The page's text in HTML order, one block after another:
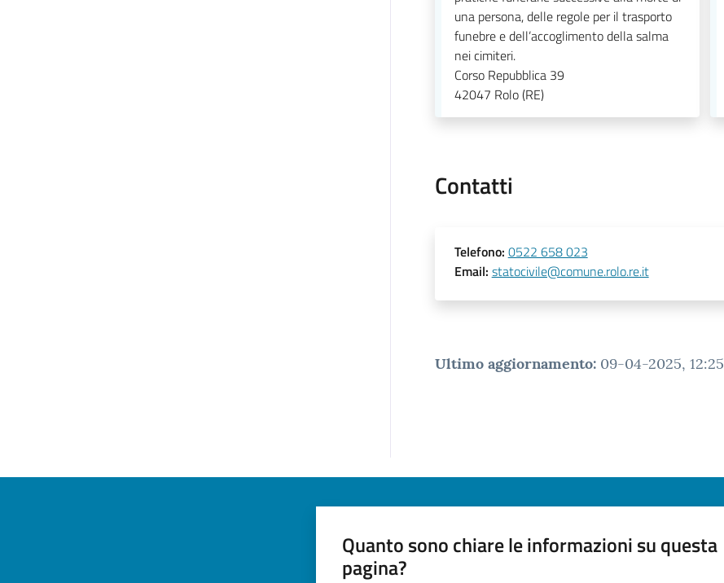
una persona, delle regole per il trasporto
funebre e dell’accoglimento della salma
nei cimiteri.
Corso Repubblica 39
42047 Rolo (RE)
Contatti
Telefono: 0522 658 023
Email: statocivile@comune.rolo.re.it
Ultimo aggiornamento: 09-04-2025, 12:25
Quanto sono chiare le informazioni su questa
pagina?